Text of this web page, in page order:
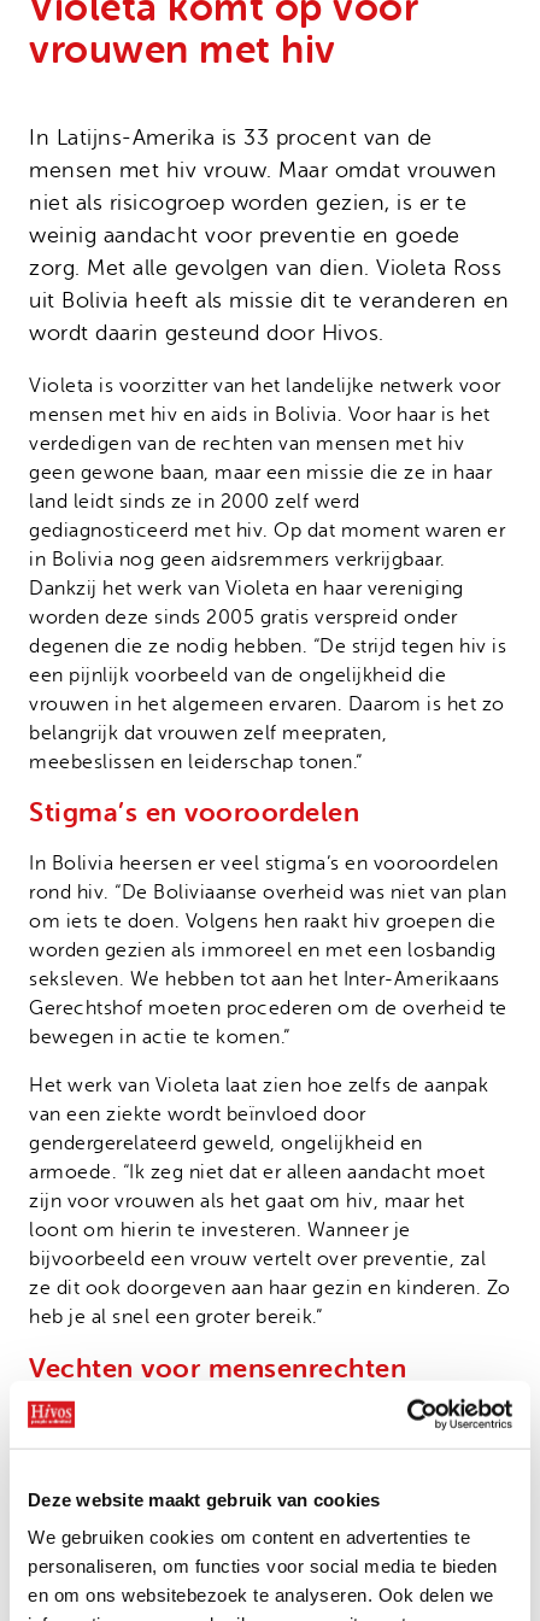
Deze website maakt gebruik van cookies
We gebruiken cookies om content en advertenties te
personaliseren, om functies voor social media te bieden
en om ons websitebezoek te analyseren. Ook delen we
vrouwen met hiv
In Latijns-Amerika is 33 procent van de
mensen met hiv vrouw. Maar omdat vrouwen
niet als risicogroep worden gezien, is er te
weinig aandacht voor preventie en goede
zorg. Met alle gevolgen van dien. Violeta Ross
uit Bolivia heeft als missie dit te veranderen en
wordt daarin gesteund door Hivos.
Violeta is voorzitter van het landelijke netwerk voor
mensen met hiv en aids in Bolivia. Voor haar is het
verdedigen van de rechten van mensen met hiv
geen gewone baan, maar een missie die ze in haar
land leidt sinds ze in 2000 zelf werd
gediagnosticeerd met hiv. Op dat moment waren er
in Bolivia nog geen aidsremmers verkrijgbaar.
Dankzij het werk van Violeta en haar vereniging
worden deze sinds 2005 gratis verspreid onder
degenen die ze nodig hebben. “De strijd tegen hiv is
een pijnlijk voorbeeld van de ongelijkheid die
vrouwen in het algemeen ervaren. Daarom is het zo
belangrijk dat vrouwen zelf meepraten,
meebeslissen en leiderschap tonen.”
Stigma’s en vooroordelen
In Bolivia heersen er veel stigma’s en vooroordelen
rond hiv. “De Boliviaanse overheid was niet van plan
om iets te doen. Volgens hen raakt hiv groepen die
worden gezien als immoreel en met een losbandig
seksleven. We hebben tot aan het Inter-Amerikaans
Gerechtshof moeten procederen om de overheid te
bewegen in actie te komen.”
Het werk van Violeta laat zien hoe zelfs de aanpak
van een ziekte wordt beïnvloed door
gendergerelateerd geweld, ongelijkheid en
armoede. “Ik zeg niet dat er alleen aandacht moet
zijn voor vrouwen als het gaat om hiv, maar het
loont om hierin te investeren. Wanneer je
bijvoorbeeld een vrouw vertelt over preventie, zal
ze dit ook doorgeven aan haar gezin en kinderen. Zo
heb je al snel een groter bereik.”
Vechten voor mensenrechten
Voor Violeta is de steun van Hivos erg belangrijk
voor politieke belangenbehartiging en ook voor
donoren willen wel betalen om hiv-tests aan te
bieden, maar om te vechten voor mensenrechten is
een heel ander verhaal. Hivos staat daar gelukkig
wél voor open.”
Noodfonds voor activisten
Onze successen
Jaarverslag
Contact